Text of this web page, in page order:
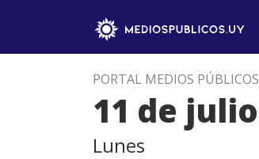
PORTAL MEDIOS PÚBLICOS
11 de julio
Lunes